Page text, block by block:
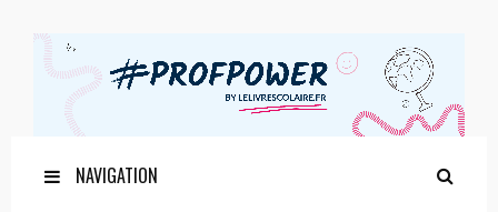
NAVIGATION